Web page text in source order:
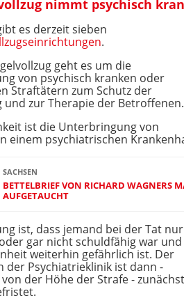
nimmt psychisch
es derzeit sieben
.
geht es um die
von psychisch kranken oder
Straftätern zum Schutz der
und zur Therapie der Betroffenen.
ist die Unterbringung von
einem psychiatrischen
SACHSEN
BETTELBRIEF VON RICHARD WAGNERS
AUFGETAUCHT
ist, dass jemand bei der Tat nur
gar nicht schuldfähig war
weiterhin gefährlich ist. Der
der Psychiatrieklinik ist dann -
der Höhe der Strafe - zunächst